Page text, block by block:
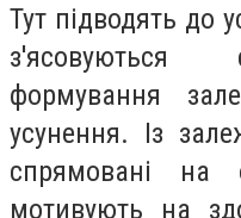
Тут підводять до
з'ясовуються
формування
усунення. Із
спрямовані на
мотивують на